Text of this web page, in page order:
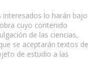
interesados lo harán bajo
cuyo contenido
de las ciencias,
se aceptarán textos de
de estudio a las